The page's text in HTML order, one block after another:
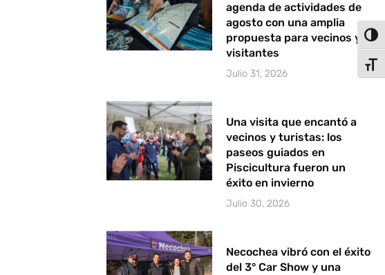
agenda de actividades de
agosto con una amplia
propuesta para vecinos y
visitantes
Julio 31, 2026
Una visita que encantó a
vecinos y turistas: los
paseos guiados en
Piscicultura fueron un
éxito en invierno
Julio 30, 2026
Necochea vibró con el éxito
del 3° Car Show y una